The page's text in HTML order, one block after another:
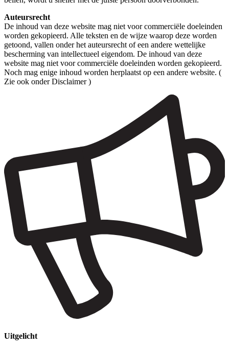
Auteursrecht
De inhoud van deze website mag niet voor commerciële doeleinden
worden gekopieerd. Alle teksten en de wijze waarop deze worden
getoond, vallen onder het auteursrecht of een andere wettelijke
bescherming van intellectueel eigendom. De inhoud van deze
website mag niet voor commerciële doeleinden worden gekopieerd.
Noch mag enige inhoud worden herplaatst op een andere website. (
Zie ook onder Disclaimer )
Uitgelicht